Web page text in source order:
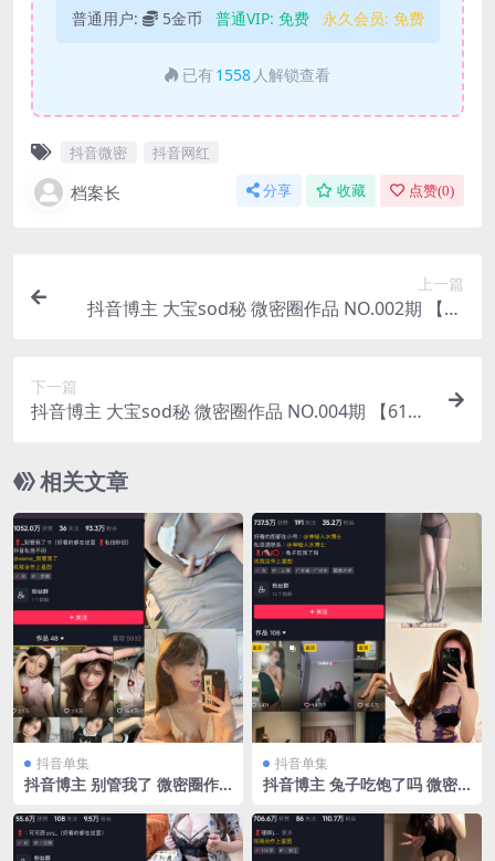
普通用户: 5金币 普通VIP: 免费 永久会员: 免费
已有 1558 人解锁查看
抖音微密 抖音网红
档案长 分享 收藏 点赞(0)
上一篇
抖音博主 大宝sod秘 微密圈作品 NO.002期 【50
下一篇
抖音博主 大宝sod秘 微密圈作品 NO.004期 【61
相关文章
抖音单集
抖音博主 别管我了 微密圈作
新至：2024.7.8
抖音单集
抖音博主 兔子吃饱了吗 微密
最新至：2023.10.5